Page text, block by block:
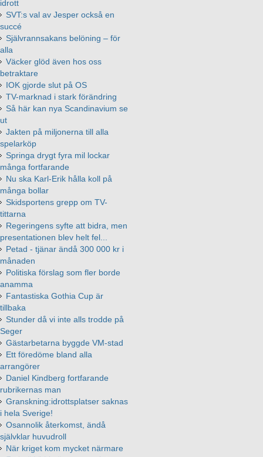
idrott
SVT:s val av Jesper också en
succé
Självrannsakans belöning – för
alla
Väcker glöd även hos oss
betraktare
IOK gjorde slut på OS
TV-marknad i stark förändring
Så här kan nya Scandinavium se
ut
Jakten på miljonerna till alla
spelarköp
Springa drygt fyra mil lockar
många fortfarande
Nu ska Karl-Erik hålla koll på
många bollar
Skidsportens grepp om TV-
tittarna
Regeringens syfte att bidra, men
presentationen blev helt fel...
Petad - tjänar ändå 300 000 kr i
månaden
Politiska förslag som fler borde
anamma
Fantastiska Gothia Cup är
tillbaka
Stunder då vi inte alls trodde på
Seger
Gästarbetarna byggde VM-stad
Ett föredöme bland alla
arrangörer
Daniel Kindberg fortfarande
rubrikernas man
Granskning:idrottsplatser saknas
i hela Sverige!
Osannolik återkomst, ändå
självklar huvudroll
När kriget kom mycket närmare